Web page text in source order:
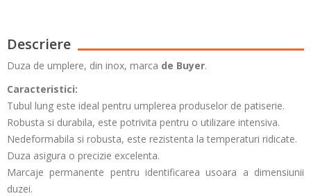
Descriere
Duza de umplere, din inox, marca de Buyer.
Caracteristici:
Tubul lung este ideal pentru umplerea produselor de patiserie.
Robusta si durabila, este potrivita pentru o utilizare intensiva.
Nedeformabila si robusta, este rezistenta la temperaturi ridicate.
Duza asigura o precizie excelenta.
Marcaje permanente pentru identificarea usoara a dimensiunii
duzei.